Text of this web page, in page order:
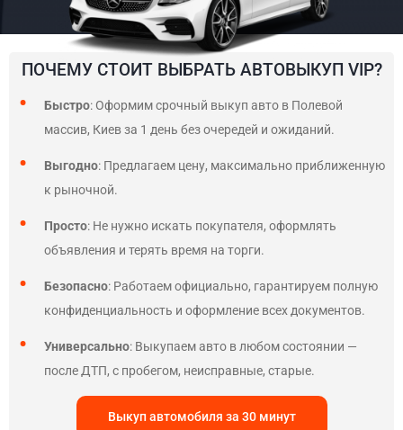
ПОЧЕМУ СТОИТ ВЫБРАТЬ АВТОВЫКУП VIP?
Быстро: Оформим срочный выкуп авто в Полевой
массив, Киев за 1 день без очередей и ожиданий.
Выгодно: Предлагаем цену, максимально приближенную
к рыночной.
Просто: Не нужно искать покупателя, оформлять
объявления и терять время на торги.
Безопасно: Работаем официально, гарантируем полную
конфиденциальность и оформление всех документов.
Универсально: Выкупаем авто в любом состоянии —
после ДТП, с пробегом, неисправные, старые.
Выкуп автомобиля за 30 минут